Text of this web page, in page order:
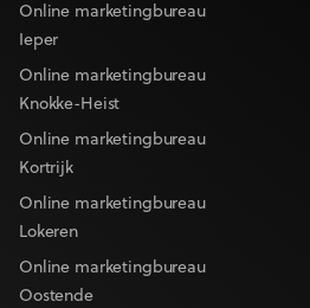
Online marketingbureau
Ieper
Online marketingbureau
Knokke-Heist
Online marketingbureau
Kortrijk
Online marketingbureau
Lokeren
Online marketingbureau
Oostende